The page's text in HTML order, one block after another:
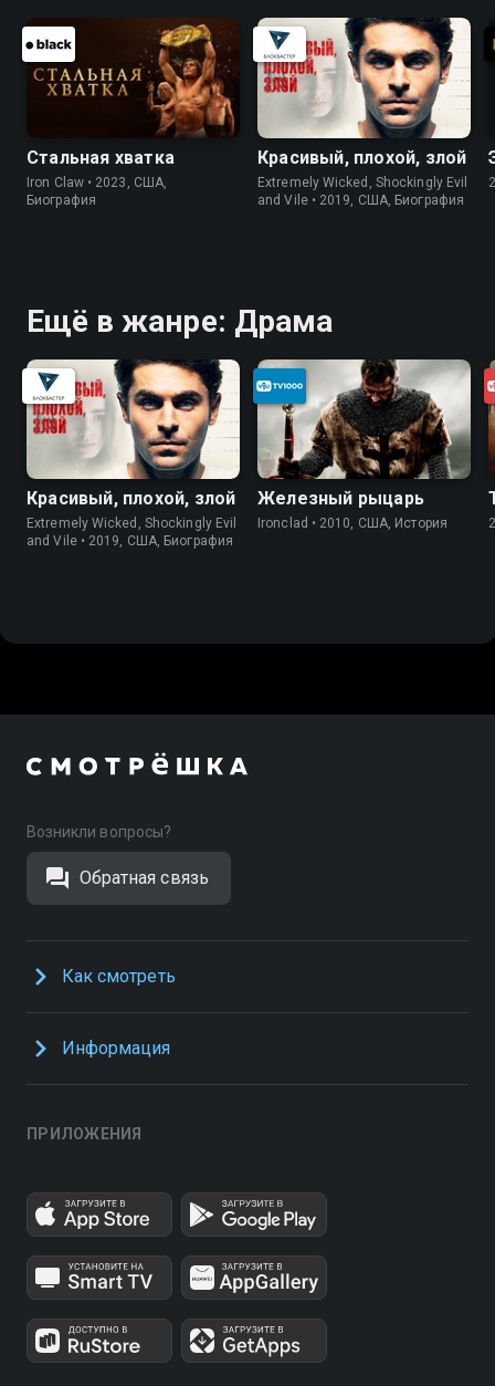
Стальная хватка
Iron Claw • 2023, США,
Биография
Красивый, плохой, злой
Extremely Wicked, Shockingly Evil
and Vile • 2019, США, Биография
Ещё в жанре: Драма
Красивый, плохой, злой
Extremely Wicked, Shockingly Evil
and Vile • 2019, США, Биография
Железный рыцарь
Ironclad • 2010, США, История
Возникли вопросы?
Обратная связь
Как смотреть
Информация
ПРИЛОЖЕНИЯ